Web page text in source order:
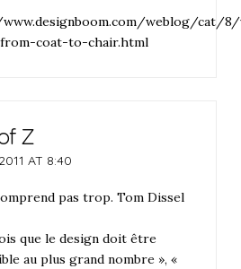
weblog/cat/
coat-to-chair.html
Z
AT 8:40
pas trop. Tom Dissel
que le design doit être
au plus grand nombre », «